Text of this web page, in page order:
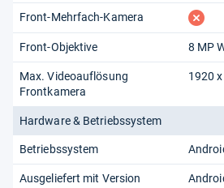
Front-Mehrfach-Kamera fehlt
Front-Objektive 8 MP
Max. Videoauflösung
Frontkamera
1920
Hardware & Betriebssystem
Betriebssystem
Ausgeliefert mit Version